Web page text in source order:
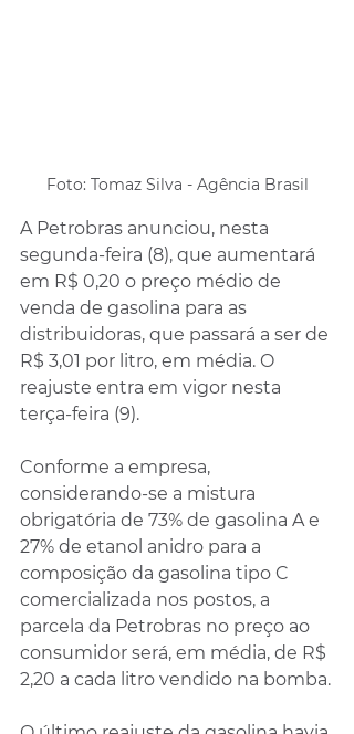
Foto: Tomaz Silva - Agência Brasil
A Petrobras anunciou, nesta
segunda-feira (8), que aumentará
em R$ 0,20 o preço médio de
venda de gasolina para as
distribuidoras, que passará a ser de
R$ 3,01 por litro, em média. O
reajuste entra em vigor nesta
terça-feira (9).
Conforme a empresa,
considerando-se a mistura
obrigatória de 73% de gasolina A e
27% de etanol anidro para a
composição da gasolina tipo C
comercializada nos postos, a
parcela da Petrobras no preço ao
consumidor será, em média, de R$
2,20 a cada litro vendido na bomba.